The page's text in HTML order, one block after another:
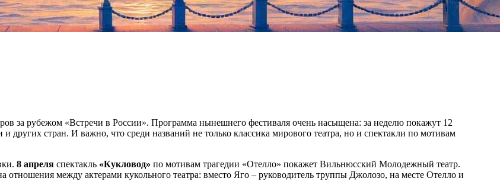
за рубежом «Встречи в России». Программа нынешнего фестиваля очень насыщена: за неделю покажут 12
стран. И важно, что среди названий не только классика мирового театра, но и спектакли по мотивам
8 апреля спектакль «Кукловод» по мотивам трагедии «Отелло» покажет Вильнюсский Молодежный театр.
между актерами кукольного театра: вместо Яго – руководитель труппы Джолозо, на месте Отелло и